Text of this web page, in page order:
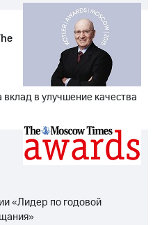
в улучшение качества
«Лидер по годовой